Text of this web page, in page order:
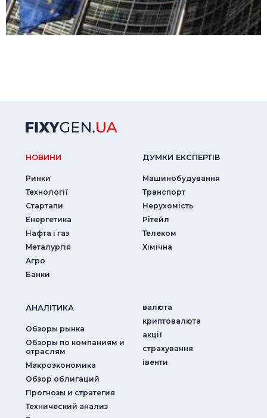
НОВИНИ
Ринки
Технології
Стартапи
Енергетика
Нафта і газ
Металургія
Агро
Банки
ДУМКИ ЕКСПЕРТIВ
Машинобудування
Транспорт
Нерухомість
Рітейл
Телеком
Хімічна
АНАЛIТИКА
Обзоры рынка
Обзоры по компаниям и
отраслям
Макроэкономика
Обзор облигаций
Прогнозы и стратегия
Технический анализ
валюта
криптовалюта
акції
страхування
iвенти